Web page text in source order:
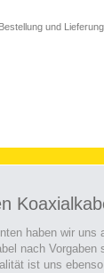
und Lieferung
haben wir uns
nach Vorgaben
ist uns